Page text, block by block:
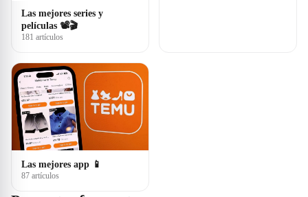
Las mejores series y
películas 📽🎬
181 artículos
Las mejores app 📱
87 artículos